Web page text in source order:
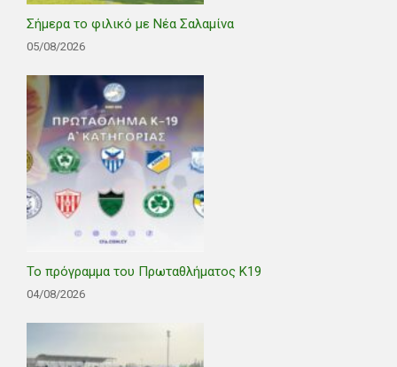
Σήμερα το φιλικό με Νέα Σαλαμίνα
05/08/2026
Το πρόγραμμα του Πρωταθλήματος Κ19
04/08/2026